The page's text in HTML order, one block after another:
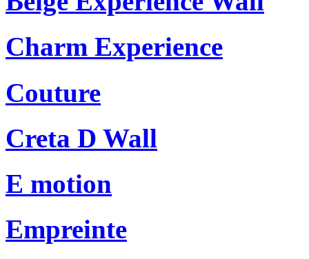
Charm Experience
Couture
Creta D Wall
E motion
Empreinte